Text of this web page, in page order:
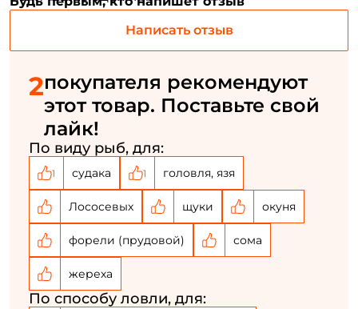
Написать отзыв
2покупателя рекомендуют
этот товар. Поставьте свой
лайк!
По виду рыб, для:
1 судака 1 головля, язя
Лососевых щуки окуня
форели (прудовой) сома
жереха
По способу ловли, для:
Номер телефона: *
Повторите пароль: *
Заполняя данную форму вы соглашаетесь на обработку
персональных данных
Создать аккаунт
У меня уже есть аккаунт